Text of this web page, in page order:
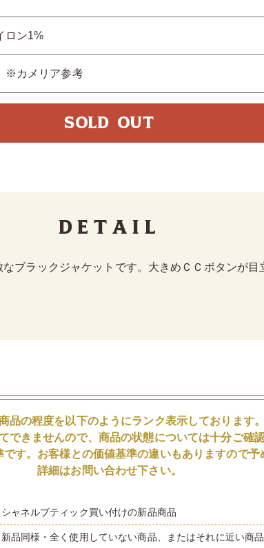
ロン1%
カメリア参考
SOLD OUT
Detail
ブラックジャケットです。大きめＣＣボタンが目
品の程度を以下のようにランク表示しております。
できませんので、商品の状態については十分ご確
す。お客様との価値基準の違いもありますので予
詳細はお問い合わせ下さい。
シャネルブティック買い付けの新品商品
新品同様・全く使用していない商品、またはそれに近い商品